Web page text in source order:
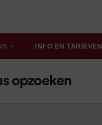
INFO EN TARIEVEN
opzoeken